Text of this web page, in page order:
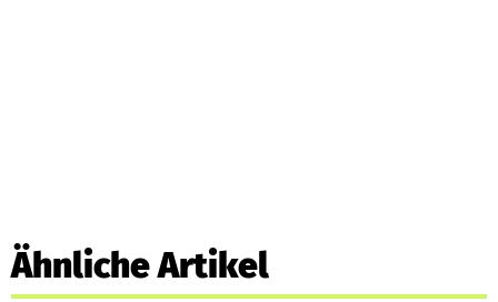
Ähnliche Artikel